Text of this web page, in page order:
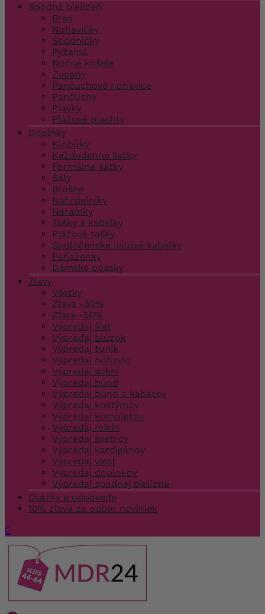
Spodná bielizeň
Bras
Nohavičky
Spodničky
Pyžamá
Nočné košele
Župany
Pančuchové nohavice
Pančuchy
Plavky
Plážové plachty
Doplnky
Klobúky
Každodenné šatky
Formálne šatky
Šály
Brošne
Náhrdelníky
Náramky
Tašky a kabelky
Plážové tašky
Spoločenské listové kabelky
Peňaženky
Dámske opasky
Zľavy
Všetky
Zľava -30%
Zľavy -50%
Výpredaj šiat
Výpredaj blúzok
Výpredaj tuník
Výpredaj nohavíc
Výpredaj sukní
Výpredaj búnd
Výpredaj búnd a kabátov
Výpredaj kostýmov
Výpredaj kompletov
Výpredaj mikín
Výpredaj svetrov
Výpredaj kardigánov
Výpredaj viest
Výpredaj doplnkov
Výpredaj spodnej bielizne
Otázky a odpovede
10% zľava za odber noviniek
